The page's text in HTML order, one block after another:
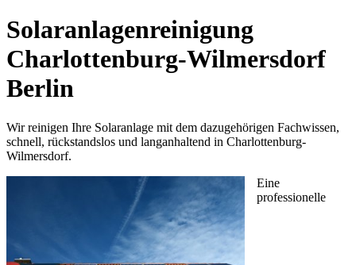
Solaranlagenreinigung
Charlottenburg-Wilmersdorf
Berlin
Wir reinigen Ihre Solaranlage mit dem dazugehörigen Fachwissen,
schnell, rückstandslos und langanhaltend in Charlottenburg-
Wilmersdorf.
Eine
professionelle